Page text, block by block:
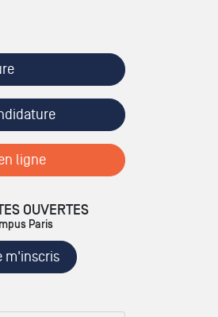
ligne
OUVERTES
Paris
m'inscris